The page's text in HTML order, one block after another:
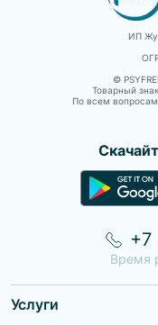
ИП
©
Товарный
По всем
Услуги
+7
Время